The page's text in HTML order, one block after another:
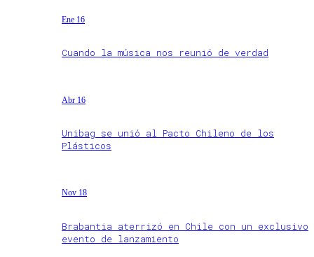
Ene 16
Cuando la música nos reunió de verdad
Abr 16
Unibag se unió al Pacto Chileno de los
Plásticos
Nov 18
Brabantia aterrizó en Chile con un exclusivo
evento de lanzamiento